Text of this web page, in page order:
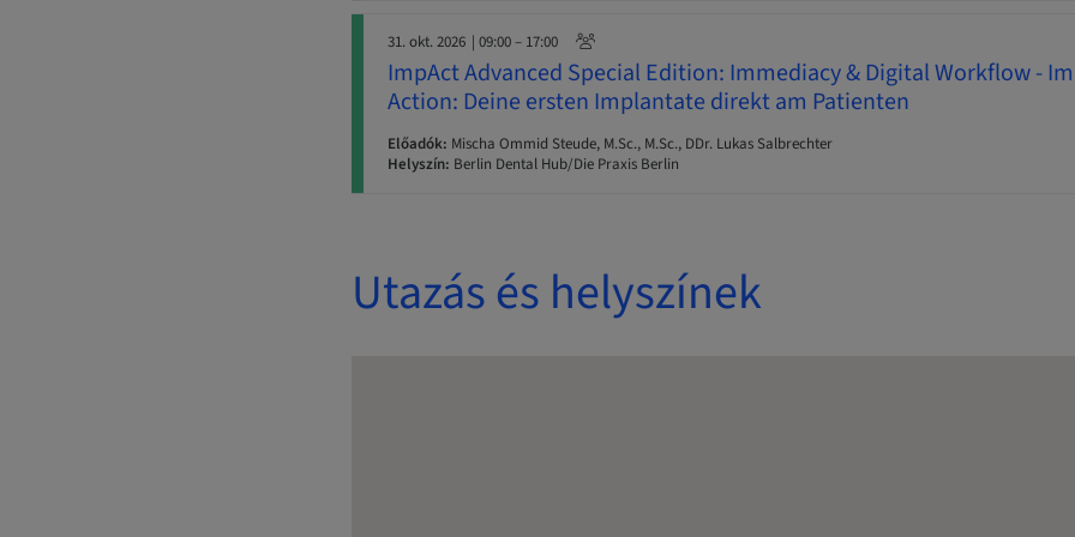
31. okt. 2026 | 09:00 – 17:00
ImpAct Advanced Special Edition: Immediacy & Digital Workflow -
Action: Deine ersten Implantate direkt am Patienten
Előadók: Mischa Ommid Steude, M.Sc., M.Sc., DDr. Lukas Salbrechter
Helyszín: Berlin Dental Hub/Die Praxis Berlin
Utazás és helyszínek